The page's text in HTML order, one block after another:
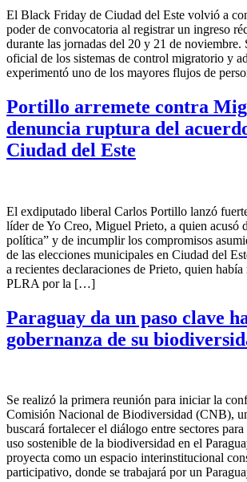
El Black Friday de Ciudad del Este volvió a
poder de convocatoria al registrar un ingreso
durante las jornadas del 20 y 21 de noviembre.
oficial de los sistemas de control migratorio y
experimentó uno de los mayores flujos de
Portillo arremete contra
denuncia ruptura del
Ciudad del Este
El exdiputado liberal Carlos Portillo lanzó
líder de Yo Creo, Miguel Prieto, a quien acusó
política” y de incumplir los compromisos
de las elecciones municipales en Ciudad del
a recientes declaraciones de Prieto, quien
PLRA por la […]
Paraguay da un paso clave
gobernanza de su
Se realizó la primera reunión para iniciar la
Comisión Nacional de Biodiversidad (CNB),
buscará fortalecer el diálogo entre sectores
uso sostenible de la biodiversidad en el
proyecta como un espacio interinstitucional
participativo, donde se trabajará por un